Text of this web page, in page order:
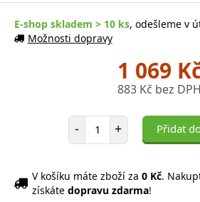
E-shop skladem > 10 ks, odešleme v
Možnosti dopravy
1 069
883 Kč bez DPH
- Počet položek
+ Přidat
V košíku máte zboží za 0 Kč.
získáte dopravu zdarma!